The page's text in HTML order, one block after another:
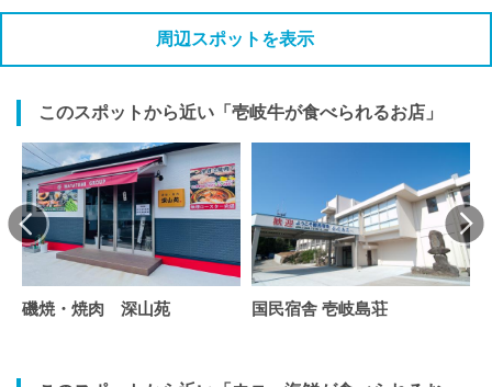
周辺スポットを表示
このスポットから近い「壱岐牛が食べられるお店」
磯焼・焼肉 深山苑 国民宿舎 壱岐島荘